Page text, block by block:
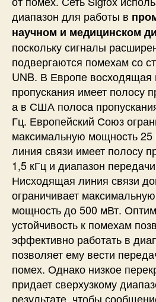
диапазон для работы в
научном и медицинском
поскольку сигналы
подвергаются помехам со
UNB. В Европе восходящая
пропускания имеет полосу
а в США полоса
Гц. Европейский Союз
максимальную мощность
линия связи имеет полосу
1,5 кГц и диапазон
Нисходящая линия связи
ограничивает
мощность до 500 мВт.
устойчивость к помехам
эффективно работать в
позволяет ему вести
помех. Однако низкое
придает сверхузкому
результате, чтобы